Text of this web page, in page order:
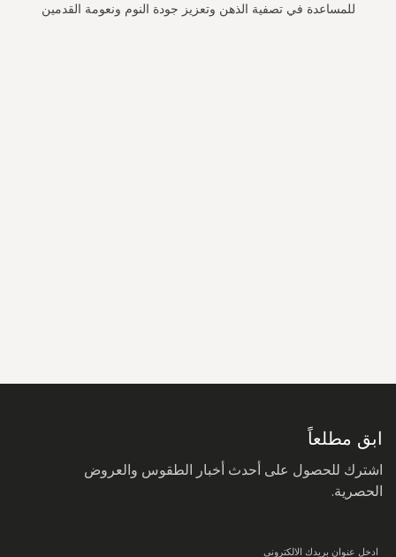
للمساعدة في تصفية الذهن وتعزيز جودة النوم ونعومة القدمين
ابق مطلعاً
اشترك للحصول على أحدث أخبار الطقوس والعروض
الحصرية.